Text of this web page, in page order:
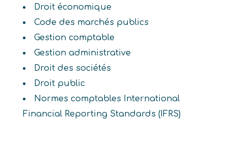
Droit économique
Code des marchés publics
Gestion comptable
Gestion administrative
Droit des sociétés
Droit public
Normes comptables International
Financial Reporting Standards (IFRS)